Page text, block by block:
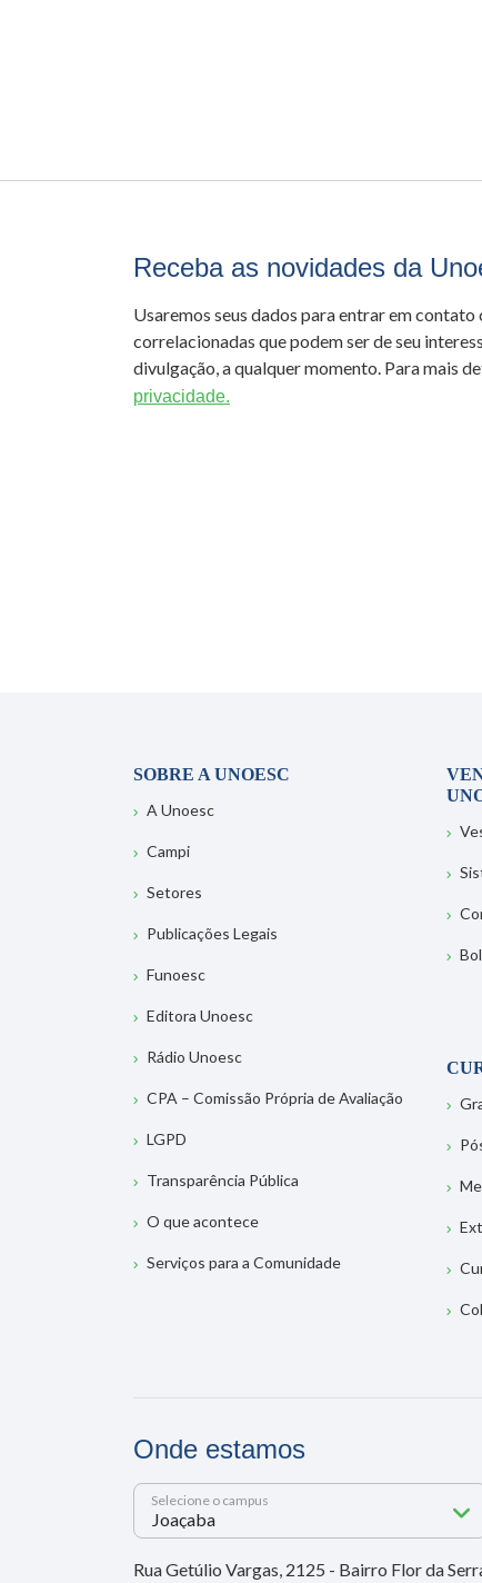
Receba as novidades da
Usaremos seus dados para entrar em
correlacionadas que podem ser de seu
divulgação, a qualquer momento. Para mais
privacidade.
SOBRE A UNOESC
A Unoesc
Campi
Setores
Publicações Legais
Funoesc
Editora Unoesc
Rádio Unoesc
CPA – Comissão Própria de Avaliação
LGPD
Transparência Pública
O que acontece
Serviços para a Comunidade
Onde estamos
Selecione o campus
Rua Getúlio Vargas, 2125 - Bairro Flor da